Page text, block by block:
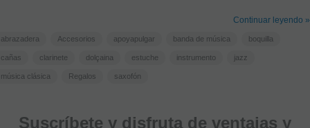
Continuar leyendo »
abrazadera Accesorios apoyapulgar banda de música boquilla
cañas clarinete dolçaina estuche instrumento jazz
música clásica Regalos saxofón
Suscríbete y disfruta de ventajas y